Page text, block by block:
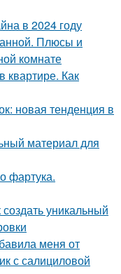
в 2024 году
Плюсы и
комнате
квартире. Как
новая тенденция в
материал для
фартука.
уникальный
меня от
с салициловой